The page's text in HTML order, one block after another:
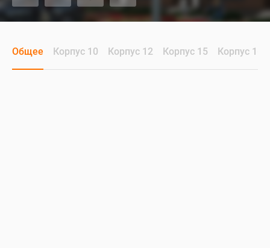
Общее Корпус 10 Корпус 12 Корпус 15 Корпус 16